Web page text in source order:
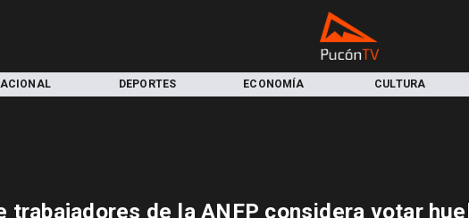
DEPORTES ECONOMÍA CULTURA
trabajadores de la ANFP considera votar